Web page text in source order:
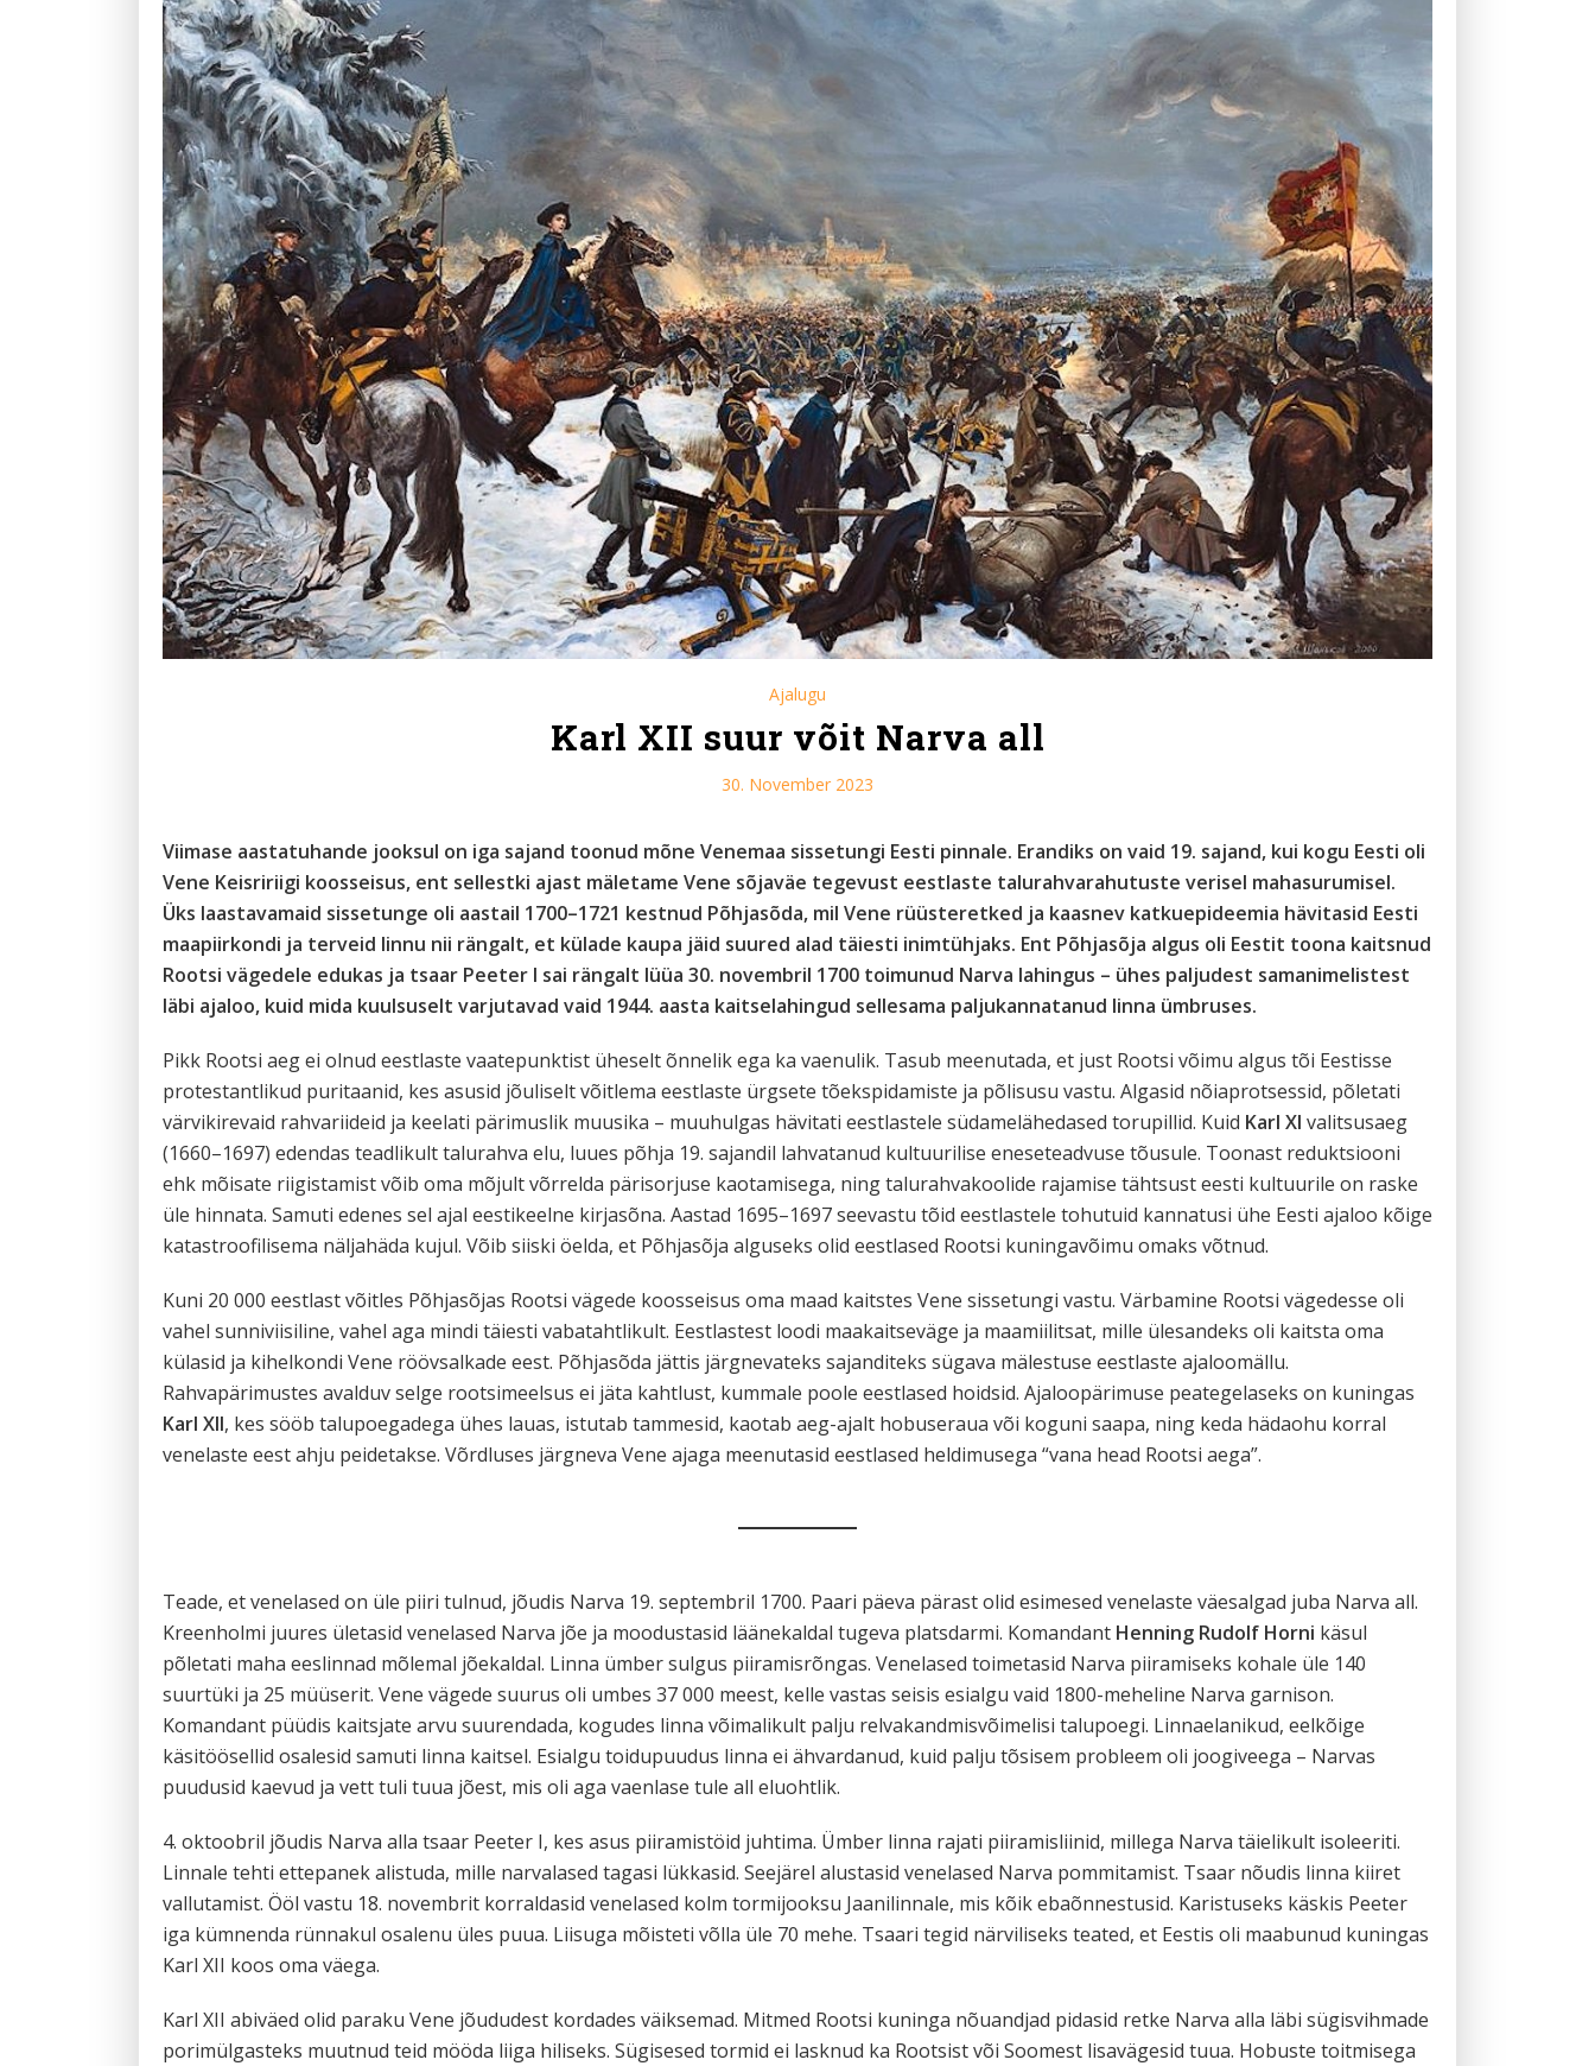
Ajalugu
Karl XII suur võit Narva all
30. November 2023
Viimase aastatuhande jooksul on iga sajand toonud mõne Venemaa sissetungi Eesti pinnale. Erandiks on vaid 19. sajand, kui kogu Eesti oli
Vene Keisririigi koosseisus, ent sellestki ajast mäletame Vene sõjaväe tegevust eestlaste talurahvarahutuste verisel mahasurumisel.
Üks laastavamaid sissetunge oli aastail 1700–1721 kestnud Põhjasõda, mil Vene rüüsteretked ja kaasnev katkuepideemia hävitasid Eesti
maapiirkondi ja terveid linnu nii rängalt, et külade kaupa jäid suured alad täiesti inimtühjaks. Ent Põhjasõja algus oli Eestit toona kaitsnud
Rootsi vägedele edukas ja tsaar Peeter I sai rängalt lüüa 30. novembril 1700 toimunud Narva lahingus – ühes paljudest samanimelistest
läbi ajaloo, kuid mida kuulsuselt varjutavad vaid 1944. aasta kaitselahingud sellesama paljukannatanud linna ümbruses.
Pikk Rootsi aeg ei olnud eestlaste vaatepunktist üheselt õnnelik ega ka vaenulik. Tasub meenutada, et just Rootsi võimu algus tõi Eestisse
protestantlikud puritaanid, kes asusid jõuliselt võitlema eestlaste ürgsete tõekspidamiste ja põlisusu vastu. Algasid nõiaprotsessid, põletati
värvikirevaid rahvariideid ja keelati pärimuslik muusika – muuhulgas hävitati eestlastele südamelähedased torupillid. Kuid Karl XI valitsusaeg
(1660–1697) edendas teadlikult talurahva elu, luues põhja 19. sajandil lahvatanud kultuurilise eneseteadvuse tõusule. Toonast reduktsiooni
ehk mõisate riigistamist võib oma mõjult võrrelda pärisorjuse kaotamisega, ning talurahvakoolide rajamise tähtsust eesti kultuurile on raske
üle hinnata. Samuti edenes sel ajal eestikeelne kirjasõna. Aastad 1695–1697 seevastu tõid eestlastele tohutuid kannatusi ühe Eesti ajaloo kõige
katastroofilisema näljahäda kujul. Võib siiski öelda, et Põhjasõja alguseks olid eestlased Rootsi kuningavõimu omaks võtnud.
Kuni 20 000 eestlast võitles Põhjasõjas Rootsi vägede koosseisus oma maad kaitstes Vene sissetungi vastu. Värbamine Rootsi vägedesse oli
vahel sunniviisiline, vahel aga mindi täiesti vabatahtlikult. Eestlastest loodi maakaitseväge ja maamiilitsat, mille ülesandeks oli kaitsta oma
külasid ja kihelkondi Vene röövsalkade eest. Põhjasõda jättis järgnevateks sajanditeks sügava mälestuse eestlaste ajaloomällu.
Rahvapärimustes avalduv selge rootsimeelsus ei jäta kahtlust, kummale poole eestlased hoidsid. Ajaloopärimuse peategelaseks on kuningas
Karl XII, kes sööb talupoegadega ühes lauas, istutab tammesid, kaotab aeg-ajalt hobuseraua või koguni saapa, ning keda hädaohu korral
venelaste eest ahju peidetakse. Võrdluses järgneva Vene ajaga meenutasid eestlased heldimusega “vana head Rootsi aega”.
Teade, et venelased on üle piiri tulnud, jõudis Narva 19. septembril 1700. Paari päeva pärast olid esimesed venelaste väesalgad juba Narva all.
Kreenholmi juures ületasid venelased Narva jõe ja moodustasid läänekaldal tugeva platsdarmi. Komandant Henning Rudolf Horni käsul
põletati maha eeslinnad mõlemal jõekaldal. Linna ümber sulgus piiramisrõngas. Venelased toimetasid Narva piiramiseks kohale üle 140
suurtüki ja 25 müüserit. Vene vägede suurus oli umbes 37 000 meest, kelle vastas seisis esialgu vaid 1800-meheline Narva garnison.
Komandant püüdis kaitsjate arvu suurendada, kogudes linna võimalikult palju relvakandmisvõimelisi talupoegi. Linnaelanikud, eelkõige
käsitöösellid osalesid samuti linna kaitsel. Esialgu toidupuudus linna ei ähvardanud, kuid palju tõsisem probleem oli joogiveega – Narvas
puudusid kaevud ja vett tuli tuua jõest, mis oli aga vaenlase tule all eluohtlik.
4. oktoobril jõudis Narva alla tsaar Peeter I, kes asus piiramistöid juhtima. Ümber linna rajati piiramisliinid, millega Narva täielikult isoleeriti.
Linnale tehti ettepanek alistuda, mille narvalased tagasi lükkasid. Seejärel alustasid venelased Narva pommitamist. Tsaar nõudis linna kiiret
vallutamist. Ööl vastu 18. novembrit korraldasid venelased kolm tormijooksu Jaanilinnale, mis kõik ebaõnnestusid. Karistuseks käskis Peeter
iga kümnenda rünnakul osalenu üles puua. Liisuga mõisteti võlla üle 70 mehe. Tsaari tegid närviliseks teated, et Eestis oli maabunud kuningas
Karl XII koos oma väega.
Karl XII abiväed olid paraku Vene jõududest kordades väiksemad. Mitmed Rootsi kuninga nõuandjad pidasid retke Narva alla läbi sügisvihmade
porimülgasteks muutnud teid mööda liiga hiliseks. Sügisesed tormid ei lasknud ka Rootsist või Soomest lisavägesid tuua. Hobuste toitmisega